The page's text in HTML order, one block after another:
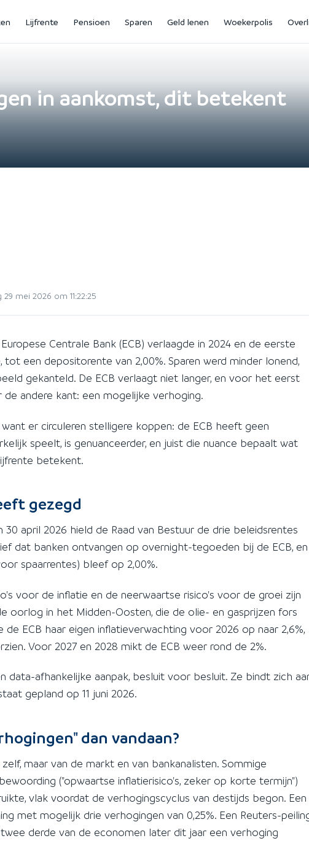
Lijfrente Pensioen Sparen Geld lenen Woekerpolis
in aankomst, dit betekent
mei 2026 om 11:22:25
Centrale Bank (ECB) verlaagde in 2024 en de eerste
een depositorente van 2,00%. Sparen werd minder lonend,
gekanteld. De ECB verlaagt niet langer, en voor het eerst
andere kant: een mogelijke verhoging.
er circuleren stelligere koppen: de ECB heeft geen
speelt, is genuanceerder, en juist die nuance bepaalt wat
betekent.
gezegd
30 april 2026 hield de Raad van Bestuur de drie beleidsrentes
dat banken ontvangen op overnight-tegoeden bij de ECB, en
spaarrentes) bleef op 2,00%.
voor de inflatie en de neerwaartse risico's voor de groei zijn
oorlog in het Midden-Oosten, die de olie- en gasprijzen fors
ECB haar eigen inflatieverwachting voor 2026 op naar 2,6%,
Voor 2027 en 2028 mikt de ECB weer rond de 2%.
data-afhankelijke aanpak, besluit voor besluit. Ze bindt zich
gepland op 11 juni 2026.
dan vandaan?
maar van de markt en van bankanalisten. Sommige
("opwaartse inflatierisico's, zeker op korte termijn")
vlak voordat de verhogingscyclus van destijds begon. Een
met mogelijk drie verhogingen van 0,25%. Een Reuters-
derde van de economen later dit jaar een verhoging